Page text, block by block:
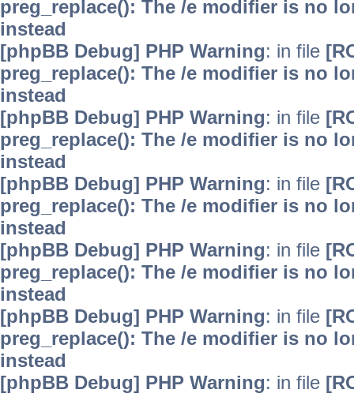
preg_replace(): The /e modifier is no
instead
[phpBB Debug] PHP Warning: in file
preg_replace(): The /e modifier is no
instead
[phpBB Debug] PHP Warning: in file
preg_replace(): The /e modifier is no
instead
[phpBB Debug] PHP Warning: in file
preg_replace(): The /e modifier is no
instead
[phpBB Debug] PHP Warning: in file
preg_replace(): The /e modifier is no
instead
[phpBB Debug] PHP Warning: in file
preg_replace(): The /e modifier is no
instead
[phpBB Debug] PHP Warning: in file